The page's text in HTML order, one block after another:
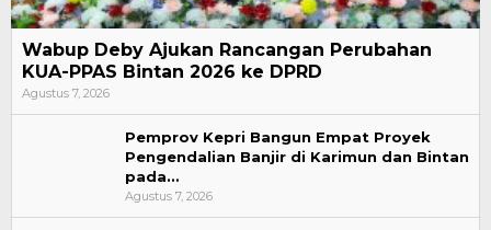
Wabup Deby Ajukan Rancangan Perubahan
KUA-PPAS Bintan 2026 ke DPRD
Agustus 7, 2026
Pemprov Kepri Bangun Empat Proyek
Pengendalian Banjir di Karimun dan Bintan
pada…
Agustus 7, 2026